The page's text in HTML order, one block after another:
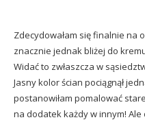
Zdecydowałam się finalnie na
znacznie jednak bliżej do
Widać to zwłaszcza w
Jasny kolor ścian pociągnął
postanowiłam pomalować
na dodatek każdy w innym! Ale